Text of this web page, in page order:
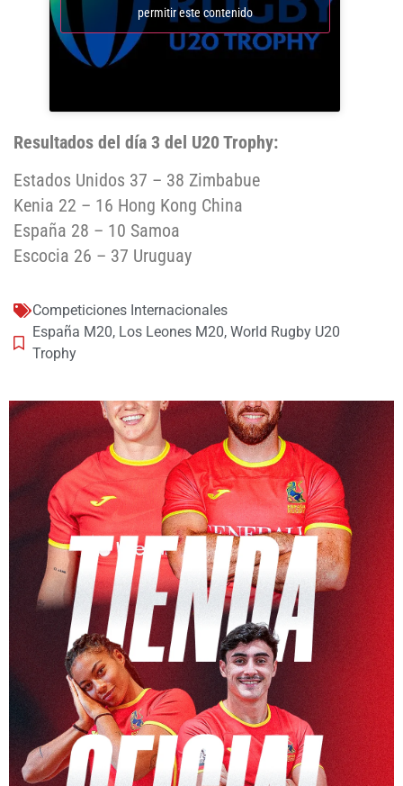
permitir este contenido
Resultados del día 3 del U20 Trophy:
Estados Unidos 37 – 38 Zimbabue
Kenia 22 – 16 Hong Kong China
España 28 – 10 Samoa
Escocia 26 – 37 Uruguay
Competiciones Internacionales
España M20, Los Leones M20, World Rugby U20
Trophy